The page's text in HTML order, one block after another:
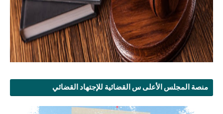
منصة المجلس الأعلى س القضائية للإجتهاد القضائي